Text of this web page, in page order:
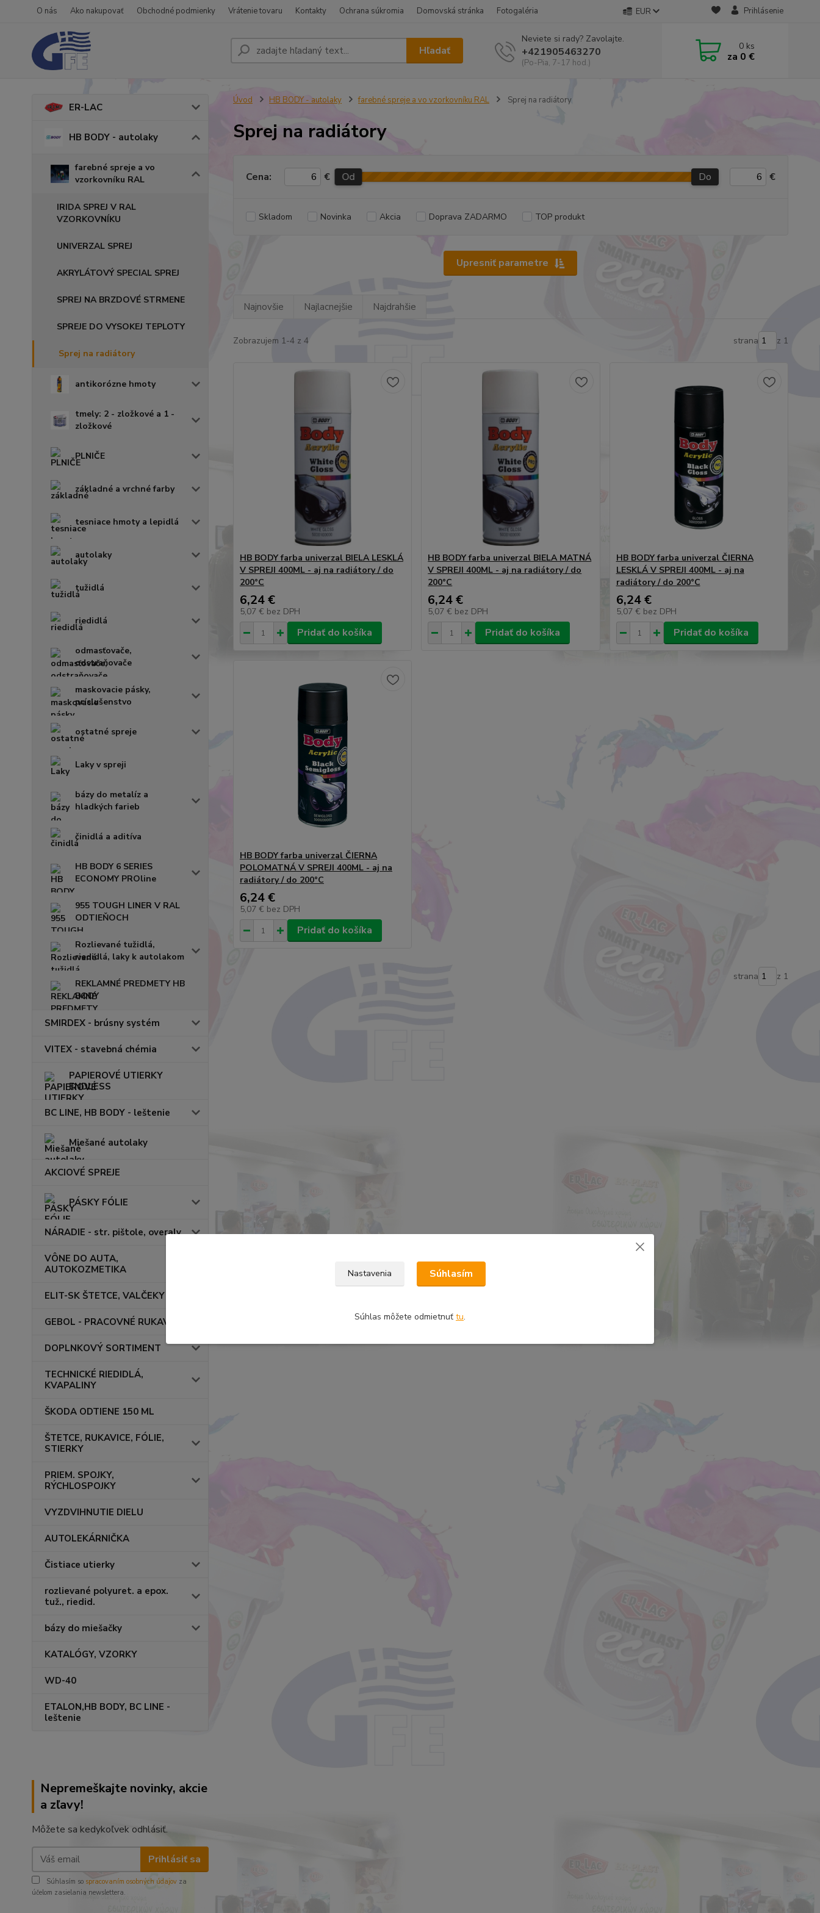
O nás Ako nakupovať Obchodné podmienky Vrátenie tovaru Kontakty Ochrana súkromia Domovská stránka Fotogaléria EUR Prihlásenie
Hľadať
Neviete si rady? Zavolajte.
+421905463270
(Po-Pia, 7-17 hod.)
0 ks
za 0 €
ER-LAC
HB BODY - autolaky
farebné spreje a vo
vzorkovníku RAL
IRIDA SPREJ V RAL
VZORKOVNÍKU
UNIVERZAL SPREJ
AKRYLÁTOVÝ SPECIAL SPREJ
SPREJ NA BRZDOVÉ STRMENE
SPREJE DO VYSOKEJ TEPLOTY
Sprej na radiátory
antikorózne hmoty
tmely: 2 - zložkové a 1 -
zložkové
PLNIČE
základné a vrchné farby
tesniace hmoty a lepidlá
autolaky
tužidlá
riedidlá
odmasťovače,
odstraňovače
maskovacie pásky,
príslušenstvo
ostatné spreje
Laky v spreji
bázy do metalíz a
hladkých farieb
činidlá a aditíva
HB BODY 6 SERIES
ECONOMY PROline
955 TOUGH LINER V RAL
ODTIEŇOCH
Rozlievané tužidlá,
riedidlá, laky k autolakom
REKLAMNÉ PREDMETY HB
BODY
SMIRDEX - brúsny systém
VITEX - stavebná chémia
PAPIEROVÉ UTIERKY
ENDLESS
BC LINE, HB BODY - leštenie
Miešané autolaky
AKCIOVÉ SPREJE
PÁSKY FÓLIE
NÁRADIE - str. pištole, overaly
VÔNE DO AUTA,
AUTOKOZMETIKA
ELIT-SK ŠTETCE, VALČEKY
GEBOL - PRACOVNÉ RUKAVICE
DOPLNKOVÝ SORTIMENT
TECHNICKÉ RIEDIDLÁ,
KVAPALINY
ŠKODA ODTIENE 150 ML
ŠTETCE, RUKAVICE, FÓLIE,
STIERKY
PRIEM. SPOJKY,
RÝCHLOSPOJKY
VYZDVIHNUTIE DIELU
AUTOLEKÁRNIČKA
Čistiace utierky
rozlievané polyuret. a epox.
tuž., riedid.
bázy do miešačky
KATALÓGY, VZORKY
WD-40
ETALON,HB BODY, BC LINE -
leštenie
Nepremeškajte novinky, akcie
a zľavy!
Môžete sa kedykoľvek odhlásiť.
Prihlásiť sa
Súhlasím so spracovaním osobných údajov za
účelom zasielania newslettera.
Úvod HB BODY - autolaky farebné spreje a vo vzorkovníku RAL Sprej na radiátory
Sprej na radiátory
Upresniť parametre
Cena: € Od Do €
Skladom Novinka Akcia Doprava ZADARMO TOP produkt
Najnovšie Najlacnejšie Najdrahšie
Zobrazujem 1-4 z 4 strana z 1
HB BODY farba univerzal BIELA LESKLÁ
V SPREJI 400ML - aj na radiátory / do
200°C
6,24 €
5,07 € bez DPH
Pridať do košíka
HB BODY farba univerzal BIELA MATNÁ
V SPREJI 400ML - aj na radiátory / do
200°C
6,24 €
5,07 € bez DPH
Pridať do košíka
HB BODY farba univerzal ČIERNA
LESKLÁ V SPREJI 400ML - aj na
radiátory / do 200°C
6,24 €
5,07 € bez DPH
Pridať do košíka
HB BODY farba univerzal ČIERNA
POLOMATNÁ V SPREJI 400ML - aj na
radiátory / do 200°C
6,24 €
5,07 € bez DPH
Pridať do košíka
strana z 1
Nastavenia Súhlasím
Súhlas môžete odmietnuť tu.